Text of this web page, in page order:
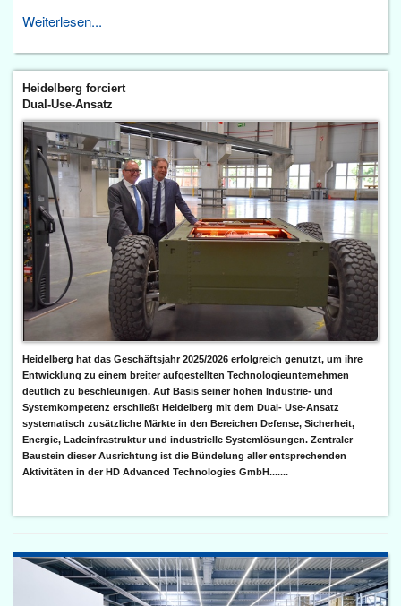
Weiterlesen...
Heidelberg forciert
Dual-Use-Ansatz
Heidelberg hat das Geschäftsjahr 2025/2026 erfolgreich genutzt, um ihre
Entwicklung zu einem breiter aufgestellten Technologieunternehmen
deutlich zu beschleunigen. Auf Basis seiner hohen Industrie- und
Systemkompetenz erschließt Heidelberg mit dem Dual- Use-Ansatz
systematisch zusätzliche Märkte in den Bereichen Defense, Sicherheit,
Energie, Ladeinfrastruktur und industrielle Systemlösungen. Zentraler
Baustein dieser Ausrichtung ist die Bündelung aller entsprechenden
Aktivitäten in der HD Advanced Technologies GmbH.......